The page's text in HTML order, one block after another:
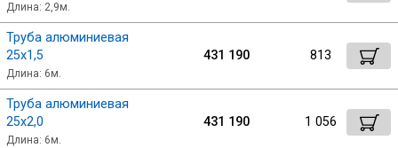
Длина: 2,9м.
Труба алюминиевая
25х1,5
Длина: 6м.
431 190 813
Труба алюминиевая
25х2,0
Длина: 6м.
431 190 1 056